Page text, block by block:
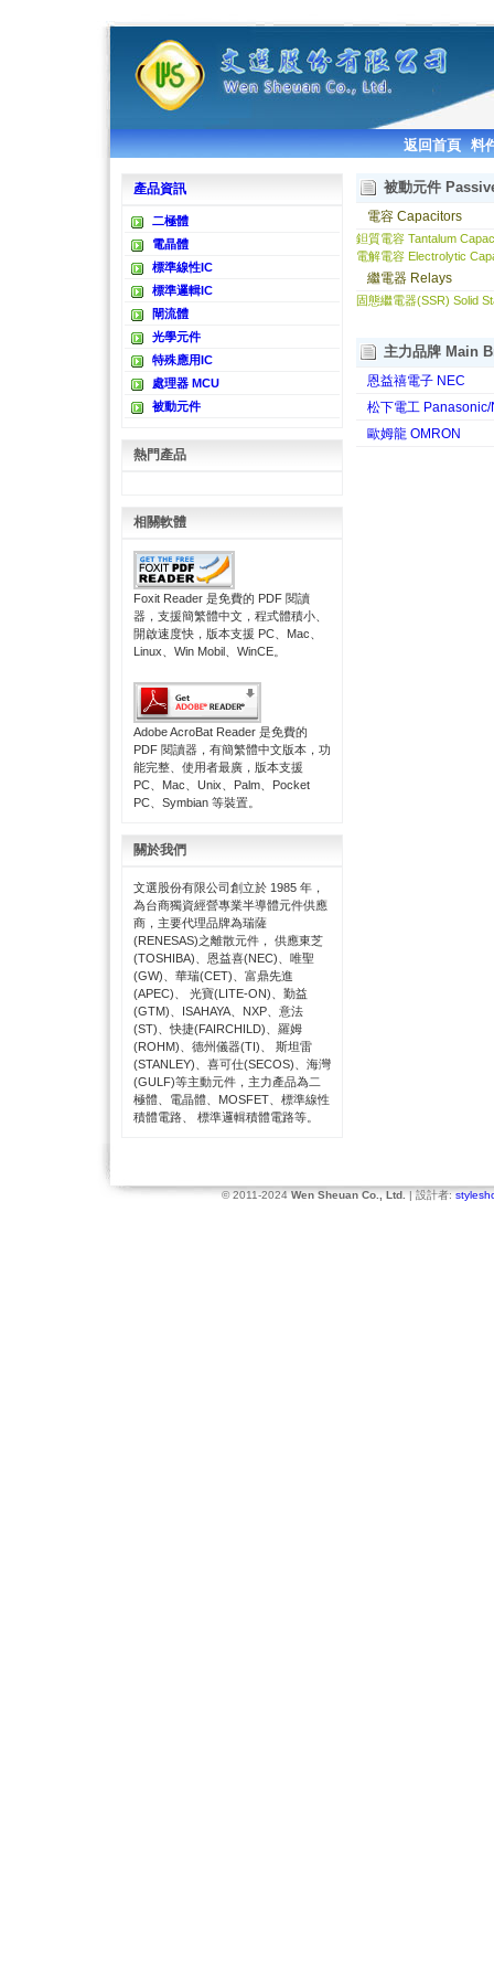
返回首頁 料
產品資訊
二極體
電晶體
標準線性IC
標準邏輯IC
閘流體
光學元件
特殊應用IC
處理器 MCU
被動元件
熱門產品
相關軟體
Foxit Reader 是免費的 PDF 閱讀
器，支援簡繁體中文，程式體積小、
開啟速度快，版本支援 PC、Mac、
Linux、Win Mobil、WinCE。
Adobe AcroBat Reader 是免費的
PDF 閱讀器，有簡繁體中文版本，功
能完整、使用者最廣，版本支援
PC、Mac、Unix、Palm、Pocket
PC、Symbian 等裝置。
關於我們
文選股份有限公司創立於 1985 年，
為台商獨資經營專業半導體元件供應
商，主要代理品牌為瑞薩
(RENESAS)之離散元件， 供應東芝
(TOSHIBA)、恩益喜(NEC)、唯聖
(GW)、華瑞(CET)、富鼎先進
(APEC)、 光寶(LITE-ON)、勤益
(GTM)、ISAHAYA、NXP、意法
(ST)、快捷(FAIRCHILD)、羅姆
(ROHM)、德州儀器(TI)、 斯坦雷
(STANLEY)、喜可仕(SECOS)、海灣
(GULF)等主動元件，主力產品為二
極體、電晶體、MOSFET、標準線性
積體電路、 標準邏輯積體電路等。
被動元件
電容 Capacitors
鉭質電容 Tantalum
電解電容 Electrolytic
繼電器 Relays
固態繼電器(SSR) Solid
主力品牌 Main
恩益禧電子 NEC
松下電工
歐姆龍 OMRON
© 2011-2024Wen Sheuan Co., Ltd. | 設計者: